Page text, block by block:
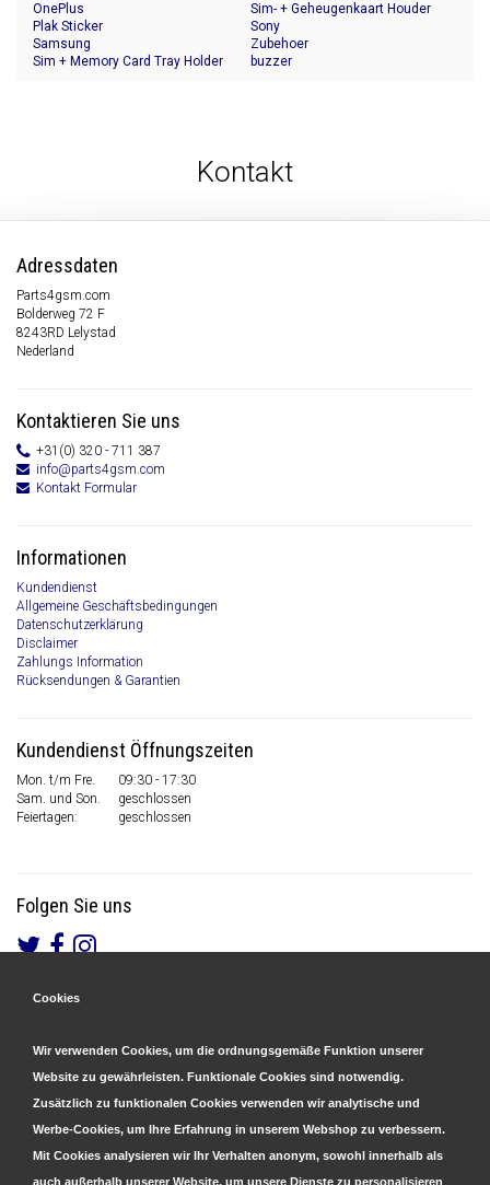
OnePlus
Plak Sticker
Samsung
Sim + Memory Card Tray Holder
Sim- + Geheugenkaart Houder
Sony
Zubehoer
buzzer
Kontakt
Adressdaten
Parts4gsm.com
Bolderweg 72 F
8243RD Lelystad
Nederland
Kontaktieren Sie uns
+31(0) 320 - 711 387
info@parts4gsm.com
Kontakt Formular
Informationen
Kundendienst
Allgemeine Geschäftsbedingungen
Datenschutzerklärung
Disclaimer
Zahlungs Information
Rücksendungen & Garantien
Kundendienst Öffnungszeiten
Mon. t/m Fre.
09:30 - 17:30
Sam. und Son.
geschlossen
Feiertagen:
geschlossen
Folgen Sie uns
Cookies
Wir verwenden Cookies, um die ordnungsgemäße Funktion unserer
Website zu gewährleisten. Funktionale Cookies sind notwendig.
Zusätzlich zu funktionalen Cookies verwenden wir analytische und
Werbe-Cookies, um Ihre Erfahrung in unserem Webshop zu verbessern.
Mit Cookies analysieren wir Ihr Verhalten anonym, sowohl innerhalb als
auch außerhalb unserer Website, um unsere Dienste zu personalisieren